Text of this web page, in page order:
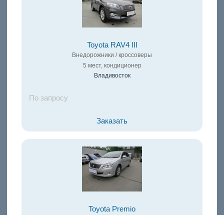
Toyota RAV4 III
Внедорожники / кроссоверы
5 мест, кондиционер
Владивосток
По запросу
Заказать
Toyota Premio